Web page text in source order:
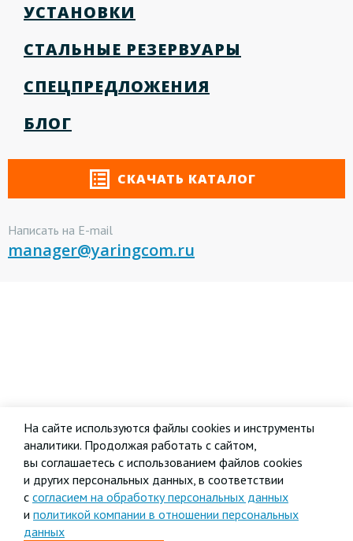
УСТАНОВКИ
СТАЛЬНЫЕ РЕЗЕРВУАРЫ
СПЕЦПРЕДЛОЖЕНИЯ
БЛОГ
СКАЧАТЬ КАТАЛОГ
Написать на E-mail
manager@yaringcom.ru
На сайте используются файлы cookies и инструменты
аналитики. Продолжая работать с сайтом,
вы соглашаетесь с использованием файлов cookies
и других персональных данных, в соответствии
с согласием на обработку персональных данных
и политикой компании в отношении персональных
данных